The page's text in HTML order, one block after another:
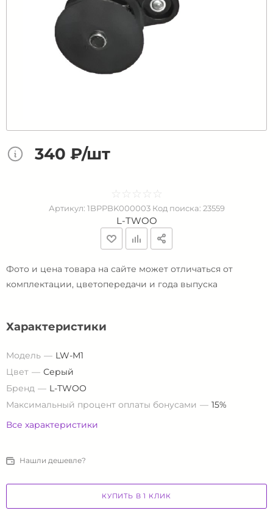
340 ₽/шт
☆ ☆ ☆ ☆ ☆
★ ★ ★ ★ ★
Артикул: 1BPPBK000003 Код поиска: 23559
L-TWOO
Фото и цена товара на сайте может отличаться от
комплектации, цветопередачи и года выпуска
Характеристики
Модель
LW-M1
Цвет
Серый
Бренд
L-TWOO
Максимальный процент оплаты бонусами
15%
Все характеристики
Нашли дешевле?
КУПИТЬ В 1 КЛИК